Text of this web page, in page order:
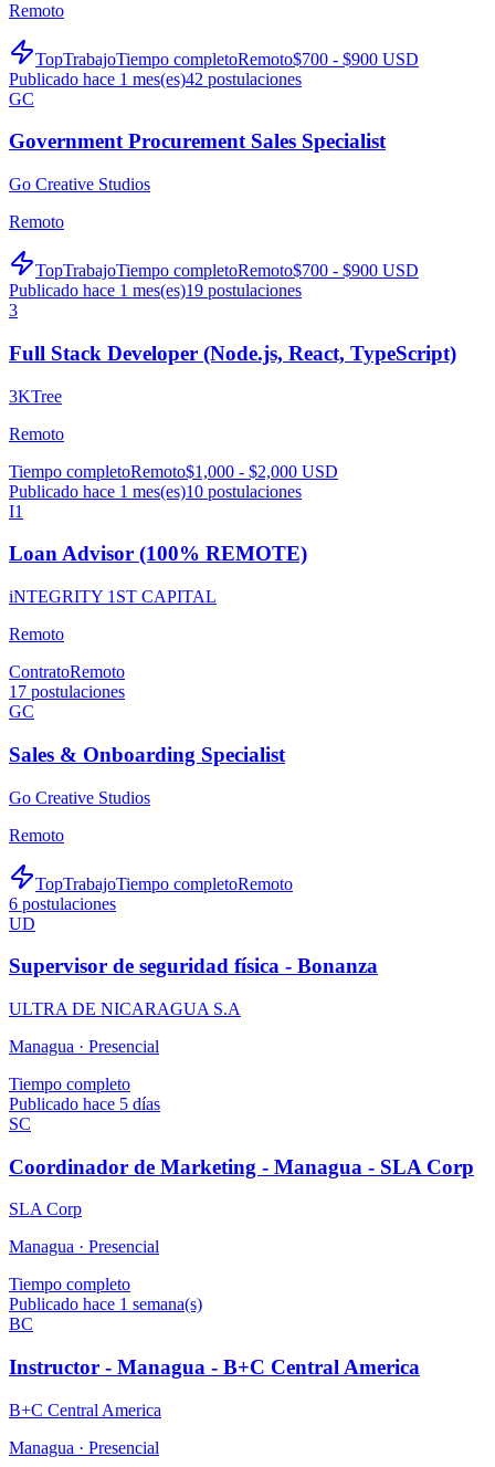
Remoto
TopTrabajoTiempo completoRemoto$700 - $900 USD
Publicado hace 1 mes(es)42 postulaciones
GC
Government Procurement Sales Specialist
Go Creative Studios
Remoto
TopTrabajoTiempo completoRemoto$700 - $900 USD
Publicado hace 1 mes(es)19 postulaciones
3
Full Stack Developer (Node.js, React, TypeScript)
3KTree
Remoto
Tiempo completoRemoto$1,000 - $2,000 USD
Publicado hace 1 mes(es)10 postulaciones
I1
Loan Advisor (100% REMOTE)
iNTEGRITY 1ST CAPITAL
Remoto
ContratoRemoto
17 postulaciones
GC
Sales & Onboarding Specialist
Go Creative Studios
Remoto
TopTrabajoTiempo completoRemoto
6 postulaciones
UD
Supervisor de seguridad física - Bonanza
ULTRA DE NICARAGUA S.A
Managua · Presencial
Tiempo completo
Publicado hace 5 días
SC
Coordinador de Marketing - Managua - SLA Corp
SLA Corp
Managua · Presencial
Tiempo completo
Publicado hace 1 semana(s)
BC
Instructor - Managua - B+C Central America
B+C Central America
Managua · Presencial